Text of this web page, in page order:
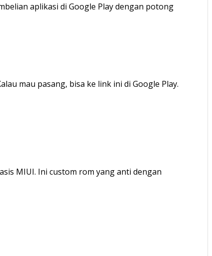
aplikasi di Google Play dengan potong
mau pasang, bisa ke link ini di Google Play.
MIUI. Ini custom rom yang anti dengan